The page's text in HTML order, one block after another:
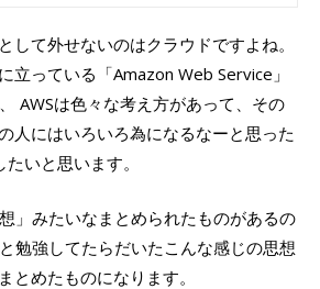
して外せないのはクラウドですよね。
立っている「Amazon Web Service」
AWSは色々な考え方があって、その
人にはいろいろ為になるなーと思った
いと思います。
」みたいなまとめられたものがあるの
勉強してたらだいたこんな感じの思想
とめたものになります。